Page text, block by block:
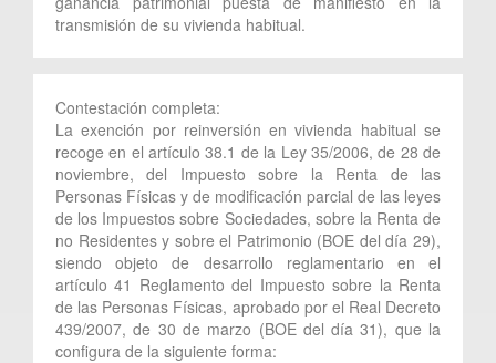
transmisión de su vivienda habitual.
Contestación completa:
La exención por reinversión en vivienda habitual se
recoge en el artículo 38.1 de la Ley 35/2006, de 28 de
noviembre, del Impuesto sobre la Renta de las
Personas Físicas y de modificación parcial de las leyes
de los Impuestos sobre Sociedades, sobre la Renta de
no Residentes y sobre el Patrimonio (BOE del día 29),
siendo objeto de desarrollo reglamentario en el
artículo 41 Reglamento del Impuesto sobre la Renta
de las Personas Físicas, aprobado por el Real Decreto
439/2007, de 30 de marzo (BOE del día 31), que la
configura de la siguiente forma: